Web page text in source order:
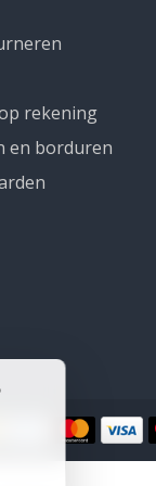
rekening
en borduren